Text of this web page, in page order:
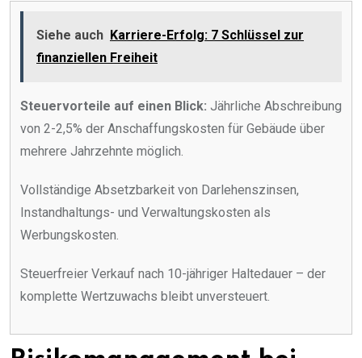
Siehe auch Karriere-Erfolg: 7 Schlüssel zur
finanziellen Freiheit
Steuervorteile auf einen Blick: Jährliche Abschreibung
von 2-2,5% der Anschaffungskosten für Gebäude über
mehrere Jahrzehnte möglich.
Vollständige Absetzbarkeit von Darlehenszinsen,
Instandhaltungs- und Verwaltungskosten als
Werbungskosten.
Steuerfreier Verkauf nach 10-jähriger Haltedauer – der
komplette Wertzuwachs bleibt unversteuert.